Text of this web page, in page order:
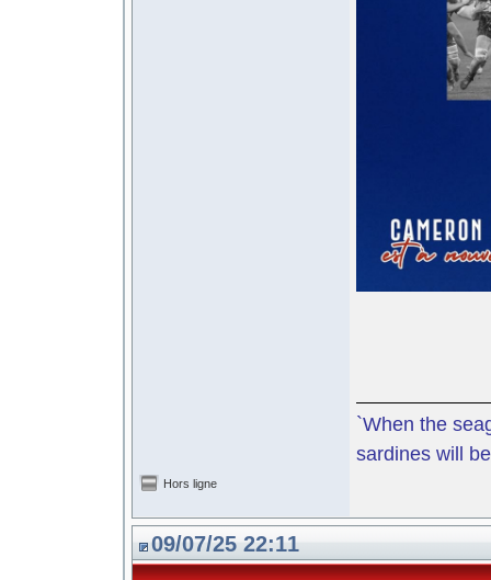
`When the
sardines will
Hors ligne
09/07/25 22:11